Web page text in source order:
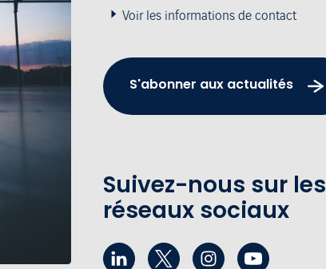
Voir les informations de contact
S'abonner aux actualités
Suivez-nous sur les
réseaux sociaux